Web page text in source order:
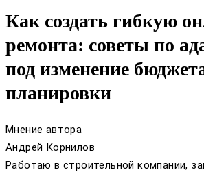
Как создать гибкую
ремонта: советы по
под изменение
планировки
Мнение автора
Андрей Корнилов
Работаю в строительной компании,